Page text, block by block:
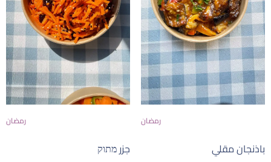
رمضان
باذنجان مقلي
رمضان
جزر מתוק